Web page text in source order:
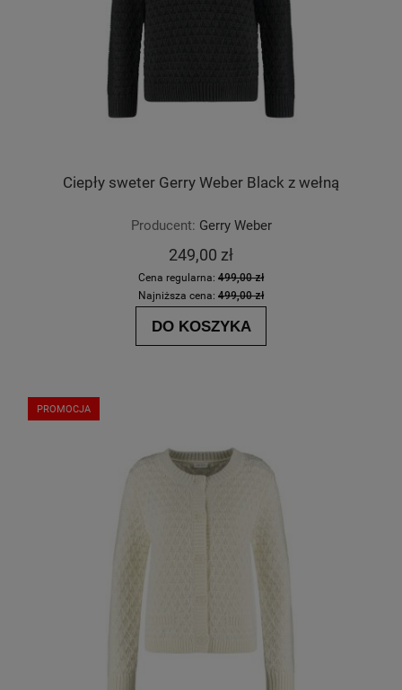
Ciepły sweter Gerry Weber Black z wełną
Producent: Gerry Weber
249,00 zł
Cena regularna: 499,00 zł
Najniższa cena: 499,00 zł
DO KOSZYKA
PROMOCJA